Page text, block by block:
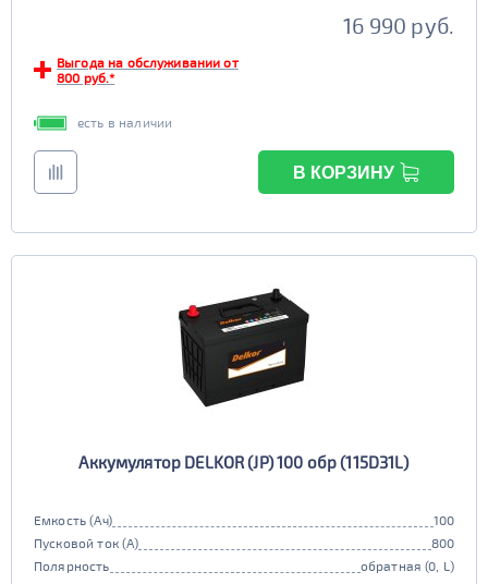
16 990 руб.
Выгода на обслуживании от
800 руб.*
есть в наличии
В КОРЗИНУ
Аккумулятор DELKOR (JP) 100 обр (115D31L)
Емкость (Ач)
100
Пусковой ток (А)
800
Полярность
обратная (0, L)